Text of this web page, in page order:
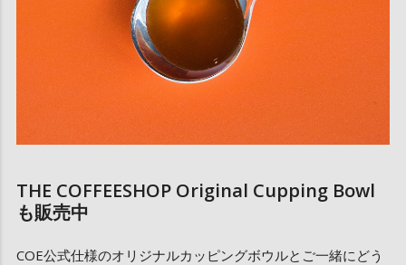
THE COFFEESHOP Original Cupping Bowl
も販売中
COE公式仕様のオリジナルカッピングボウルとご一緒にどう